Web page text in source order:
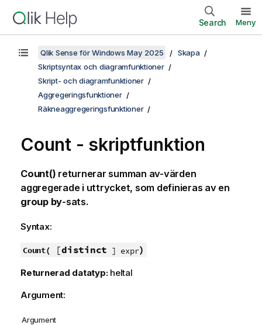
Search Meny
Qlik Sense för Windows May 2025
Skapa
Skriptsyntax och diagramfunktioner
Skript- och diagramfunktioner
Aggregeringsfunktioner
Räkneaggregeringsfunktioner
Count - skriptfunktion
Count() returnerar summan av-värden
aggregerade i uttrycket, som definieras av en
group by-sats.
Syntax:
Count( [distinct ] expr)
Returnerad datatyp: heltal
Argument:
Argument